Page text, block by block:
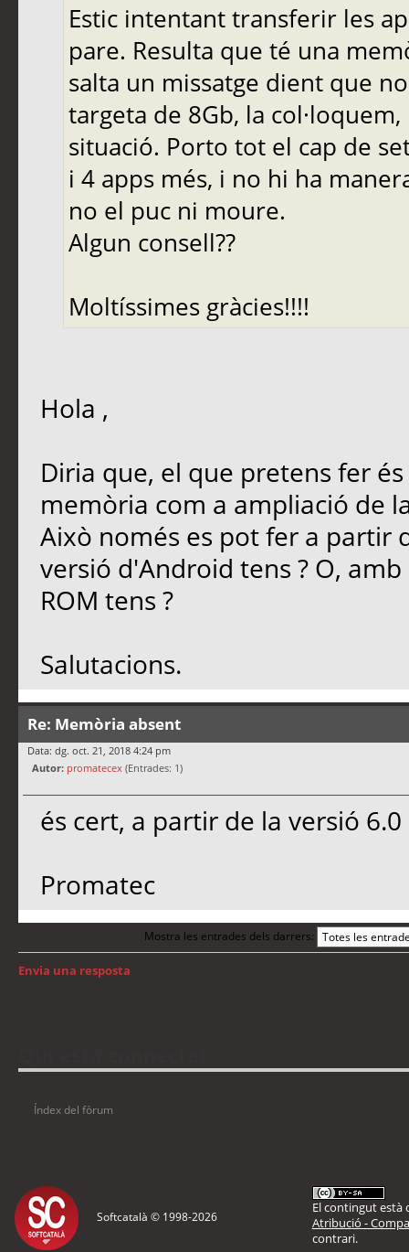
Estic intentant transferir les
pare. Resulta que té una
salta un missatge dient que
targeta de 8Gb, la
situació. Porto tot el cap de
i 4 apps més, i no hi ha
no el puc ni moure.
Algun consell??
Moltíssimes gràcies!!!!
Hola ,
Diria que, el que pretens fer
memòria com a ampliació de
Això només es pot fer a partir
versió d'Android tens ? O,
ROM tens ?
Salutacions.
Re: Memòria absent
Data: dg. oct. 21, 2018 4:24 pm
Autor: promatecex (Entrades: 1)
és cert, a partir de la versió
Promatec
Mostra les entrades dels darrers:
Envia una resposta
Índex del fòrum
Softcatalà © 1998-2026
El contingut està
Atribució -
contrari.